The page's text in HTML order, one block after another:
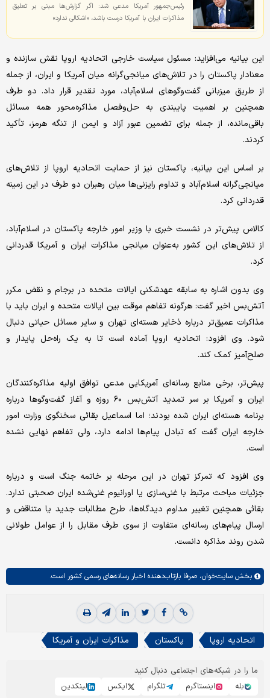
رئیس‌جمهور آمریکا مدعی شد: اگر گزارش‌ها مبنی بر تعلیق
مذاکرات ایران با آمریکا درست باشد، «اشکالی ندارد»
این بیانیه می‌افزاید: مسئول سیاست خارجی اتحادیه اروپا نقش سازنده و
معنادار پاکستان را در تلاش‌های میانجی‌گرانه میان آمریکا و ایران، از جمله
از طریق میزبانی گفت‌وگوهای اسلام‌آباد، مورد تقدیر قرار داد. دو طرف
همچنین بر اهمیت پایبندی به حل‌وفصل مذاکره‌محور همه مسائل
باقی‌مانده، از جمله برای تضمین عبور آزاد و ایمن از تنگه هرمز، تأکید
کردند.
بر اساس این بیانیه، پاکستان نیز از حمایت اتحادیه اروپا از تلاش‌های
میانجی‌گرانه اسلام‌آباد و تداوم رایزنی‌ها میان رهبران دو طرف در این زمینه
قدردانی کرد.
کالاس پیش‌تر در نشست خبری با وزیر امور خارجه پاکستان در اسلام‌آباد،
از تلاش‌های این کشور به‌عنوان میانجی مذاکرات ایران و آمریکا قدردانی
کرد.
وی بدون اشاره به سابقه عهدشکنی ایالات متحده در برجام و نقض مکرر
آتش‌بس اخیر گفت: هرگونه تفاهم موقت بین ایالات متحده و ایران باید با
مذاکرات عمیق‌تر درباره ذخایر هسته‌ای تهران و سایر مسائل حیاتی دنبال
شود. وی افزود: اتحادیه اروپا آماده است تا به یک راه‌حل پایدار و
صلح‌آمیز کمک کند.
پیش‌تر، برخی منابع رسانه‌ای آمریکایی مدعی توافق اولیه مذاکره‌کنندگان
ایران و آمریکا بر سر تمدید آتش‌بس ۶۰ روزه و آغاز گفت‌وگوها درباره
برنامه هسته‌ای ایران شده بودند؛ اما اسماعیل بقائی سخنگوی وزارت امور
خارجه ایران گفت که تبادل پیام‌ها ادامه دارد، ولی تفاهم نهایی نشده
است.
وی افزود که تمرکز تهران در این مرحله بر خاتمه جنگ است و درباره
جزئیات مباحث مرتبط با غنی‌سازی یا اورانیوم غنی‌شده ایران صحبتی ندارد.
بقائی همچنین تغییر مداوم دیدگاه‌ها، طرح مطالبات جدید یا متناقض و
ارسال پیام‌های رسانه‌ای متفاوت از سوی طرف مقابل را از عوامل طولانی
شدن روند مذاکره دانست.
بخش سایت‌خوان، صرفا بازتاب‌دهنده اخبار رسانه‌های رسمی کشور است.
اتحادیه اروپا پاکستان مذاکرات ایران و آمریکا
ما را در شبکه‌های اجتماعی دنبال کنید
بله
اینستاگرم تلگرام ایکس لینکدین